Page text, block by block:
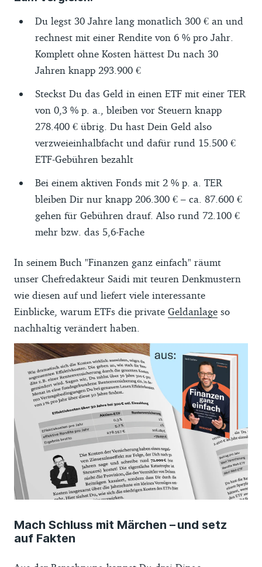
Du legst 30 Jahre lang monatlich 300 € an und
rechnest mit einer Rendite von 6 % pro Jahr.
Komplett ohne Kosten hättest Du nach 30
Jahren knapp 293.900 €
Steckst Du das Geld in einen ETF mit einer TER
von 0,3 % p. a., bleiben vor Steuern knapp
278.400 € übrig. Du hast Dein Geld also
verzweieinhalbfacht und dafür rund 15.500 €
ETF-Gebühren bezahlt
Bei einem aktiven Fonds mit 2 % p. a. TER
bleiben Dir nur knapp 206.300 € – ca. 87.600 €
gehen für Gebühren drauf. Also rund 72.100 €
mehr bzw. das 5,6-Fache
In seinem Buch "Finanzen ganz einfach" räumt
unser Chefredakteur Saidi mit teuren Denkmustern
wie diesen auf und liefert viele interessante
Einblicke, warum ETFs die private Geldanlage so
nachhaltig verändert haben.
Mach Schluss mit Märchen – und setz
auf Fakten